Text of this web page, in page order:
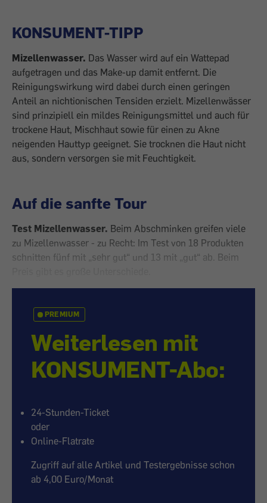
KONSUMENT-TIPP
Mizellenwasser. Das Wasser wird auf ein Wattepad
aufgetragen und das Make-up damit entfernt. Die
Reinigungswirkung wird dabei durch einen geringen
Anteil an nichtionischen Tensiden erzielt. Mizellenwässer
sind prinzipiell ein mildes Reinigungsmittel und auch für
trockene Haut, Mischhaut sowie für einen zu Akne
neigenden Hauttyp geeignet. Sie trocknen die Haut nicht
aus, sondern versorgen sie mit Feuchtigkeit.
Auf die sanfte Tour
Test Mizellenwasser. Beim Abschminken greifen viele
zu Mizellenwasser - zu Recht: Im Test von 18 Produkten
schnitten fünf mit „sehr gut“ und 13 mit „gut“ ab. Beim
PREMIUM
Weiterlesen mit
KONSUMENT-Abo:
24-Stunden-Ticket
oder
Online-Flatrate
Zugriff auf alle Artikel und Testergebnisse schon
ab 4,00 Euro/Monat